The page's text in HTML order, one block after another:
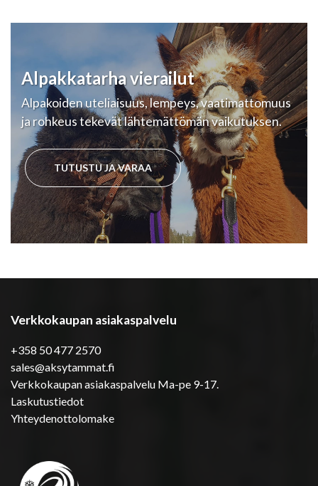
Alpakkatarha vierailut
Alpakoiden uteliaisuus, lempeys, vaatimattomuus
ja rohkeus tekevät lähtemättömän vaikutuksen.
TUTUSTU JA VARAA
Verkkokaupan asiakaspalvelu
+358 50 477 2570
sales@aksytammat.fi
Verkkokaupan asiakaspalvelu Ma-pe 9-17.
Laskutustiedot
Yhteydenottolomake